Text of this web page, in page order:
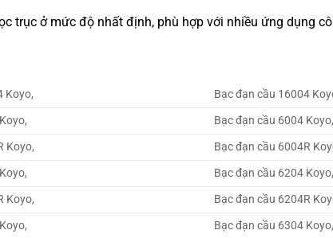
trục ở mức độ nhất định, phù hợp với nhiều ứng dụng
Koyo,
Bạc đạn cầu 16004
Bạc đạn cầu 6004 Koyo,
Koyo,
Bạc đạn cầu 6004R
Bạc đạn cầu 6204 Koyo,
Koyo,
Bạc đạn cầu 6204R
Bạc đạn cầu 6304 Koyo,